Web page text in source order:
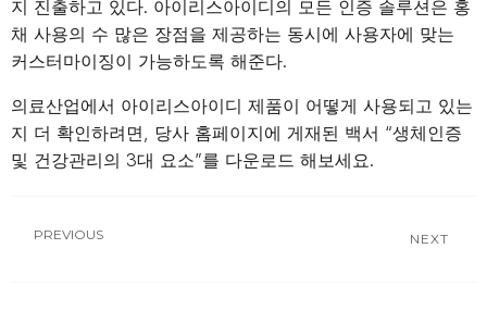
지 진출하고 있다. 아이리스아이디의 모든 인증 솔루션은 홍
채 사용의 수 많은 장점을 제공하는 동시에 사용자에 맞는
커스터마이징이 가능하도록 해준다.
의료산업에서 아이리스아이디 제품이 어떻게 사용되고 있는
지 더 확인하려면, 당사 홈페이지에 게재된 백서 “생체인증
및 건강관리의 3대 요소”를 다운로드 해보세요.
PREVIOUS NEXT